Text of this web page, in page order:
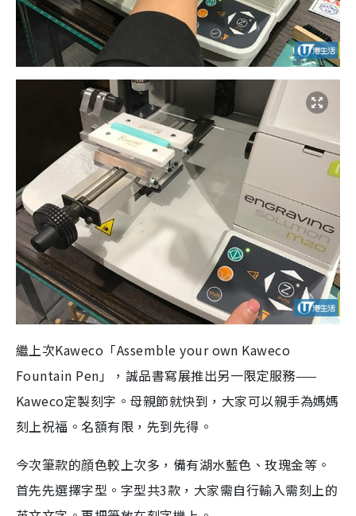
繼上次Kaweco「Assemble your own Kaweco
Fountain Pen」，誠品書寫展推出另一限定服務——
Kaweco定製刻字。母親節就快到，大家可以親手為媽媽
刻上祝福。名額有限，先到先得。
今次筆款的顔色較上次多，備有湖水藍色、玫瑰金等。
首先先選擇字型。字型共3款，大家需自行輸入需刻上的